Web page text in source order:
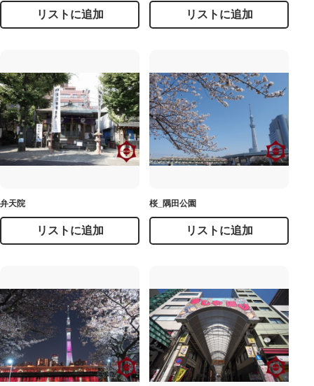
リストに追加 リストに追加
弁天院
リストに追加
桜_隅田公園
リストに追加